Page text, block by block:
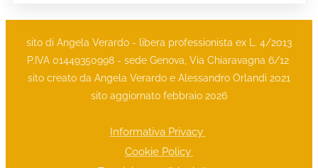
sito di Angela Verardo - libera professionista ex L. 4/2013
P.IVA 01449350998 - sede Genova, Via Chiaravagna 6/12
sito creato da Angela Verardo e Alessandro Orlandi 2021
sito aggiornato febbraio 2026
Informativa Privacy
Cookie Policy